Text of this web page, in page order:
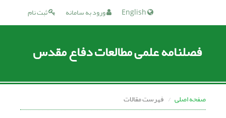
ثبت نام ورود به سامانه
فصلنامه علمی مطالعات دفاع مقدس
صفحه اصلی فهرست مقالات